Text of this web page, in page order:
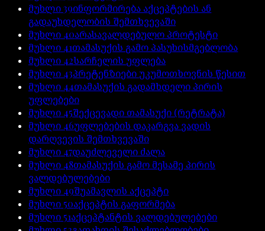
მუხლი39ინფორმირება აქცეპტების ან
გადაუხდელობის შემთხვევაში
მუხლი 40არასავალდებულო პროტესტი
მუხლი 41თამასუქის გამო პასუხისმგებლობა
მუხლი 42სარჩელის უფლება
მუხლი 43პრეტენზიები უკუმოთხოვნის წესით
მუხლი 44თამასუქის გადამხდელი პირის
უფლებები
მუხლი 45შექცევადი თამასუქი (რეტრატა)
მუხლი 46უფლებების დაკარგვა ვადის
დარღვევის შემთხვევაში
მუხლი 47დაუძლეველი ძალა
მუხლი 48თამასუქის გამო მესამე პირის
ვალდებულებები
მუხლი 49შუამავლის აქცეპტი
მუხლი 50აქცეპტის გაფორმება
მუხლი 51აქცეპტანტის ვალდებულებები